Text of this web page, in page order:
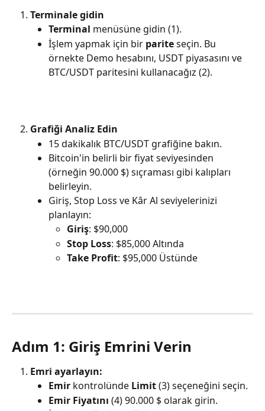
Terminale gidin
Terminal menüsüne gidin (1).
İşlem yapmak için bir parite seçin. Bu
örnekte Demo hesabını, USDT piyasasını ve
BTC/USDT paritesini kullanacağız (2).
Grafiği Analiz Edin
15 dakikalık BTC/USDT grafiğine bakın.
Bitcoin'in belirli bir fiyat seviyesinden
(örneğin 90.000 $) sıçraması gibi kalıpları
belirleyin.
Giriş, Stop Loss ve Kâr Al seviyelerinizi
planlayın:
Giriş: $90,000
Stop Loss: $85,000 Altında
Take Profit: $95,000 Üstünde
Adım 1: Giriş Emrini Verin
Emri ayarlayın:
Emir kontrolünde Limit (3) seçeneğini seçin.
Emir Fiyatını (4) 90.000 $ olarak girin.